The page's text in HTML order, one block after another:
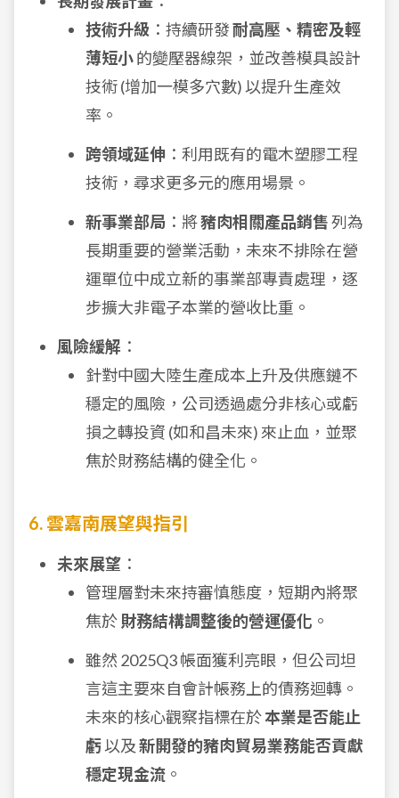
技術升級 ：持續研發耐高壓、精密及輕
薄短小的變壓器線架，並改善模具設計
技術 (增加一模多穴數) 以提升生產效
率。
跨領域延伸 ：利用既有的電木塑膠工程
技術，尋求更多元的應用場景。
新事業部局 ：將豬肉相關產品銷售列為
長期重要的營業活動，未來不排除在營
運單位中成立新的事業部專責處理，逐
步擴大非電子本業的營收比重。
風險緩解 ：
針對中國大陸生產成本上升及供應鏈不
穩定的風險，公司透過處分非核心或虧
損之轉投資 (如和昌未來) 來止血，並聚
焦於財務結構的健全化。
6. 雲嘉南展望與指引
未來展望 ：
管理層對未來持審慎態度，短期內將聚
焦於 財務結構調整後的營運優化 。
雖然 2025Q3 帳面獲利亮眼，但公司坦
言這主要來自會計帳務上的債務迴轉。
未來的核心觀察指標在於本業是否能止
虧以及新開發的豬肉貿易業務能否貢獻
穩定現金流 。